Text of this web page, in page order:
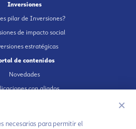
Inversiones
pilar de Inversiones?
de impacto social
estratégicas
de contenidos
Novedades
con aliados
en medios
✕
necesarias para permitir el